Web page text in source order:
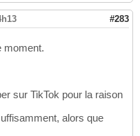
#283
moment.
sur TikTok pour la raison
alors que